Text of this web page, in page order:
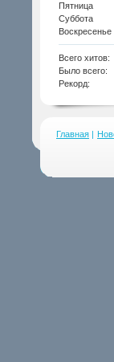
Пятница
Суббота
Воскресенье
Всего хитов:
Было всего:
Рекорд:
Главная |